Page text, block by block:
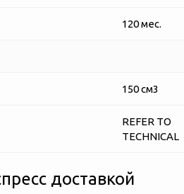
120 мес.
150 см3
REFER TO
TECHNICAL
доставкой